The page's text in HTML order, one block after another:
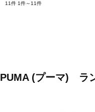
11件 1件～11件
PUMA (プーマ) ラ